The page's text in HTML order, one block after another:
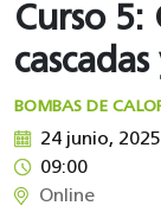
Curso
BOMBAS DE
24 junio, 2025
09:00
Online